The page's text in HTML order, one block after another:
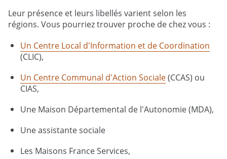
Leur présence et leurs libellés varient selon les
régions. Vous pourriez trouver proche de chez vous :
Un Centre Local d'Information et de Coordination
(CLIC),
Un Centre Communal d'Action Sociale(CCAS) ou
CIAS,
Une Maison Départemental de l'Autonomie (MDA),
Une assistante sociale
Les Maisons France Services,